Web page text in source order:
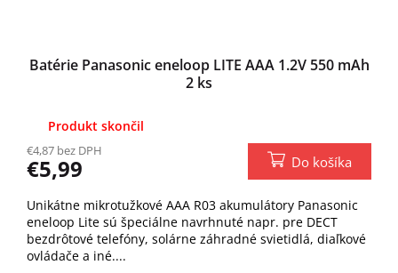
Batérie Panasonic eneloop LITE AAA 1.2V 550 mAh
2 ks
Produkt skončil
€4,87 bez DPH
€5,99 Do košíka
Unikátne mikrotužkové AAA R03 akumulátory Panasonic
eneloop Lite sú špeciálne navrhnuté napr. pre DECT
bezdrôtové telefóny, solárne záhradné svietidlá, diaľkové
ovládače a iné....